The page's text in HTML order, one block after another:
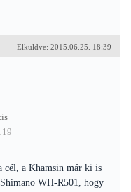
Elküldve: 2015.06.25. 18:39
cél, a Khamsin már ki is
WH-R501, hogy